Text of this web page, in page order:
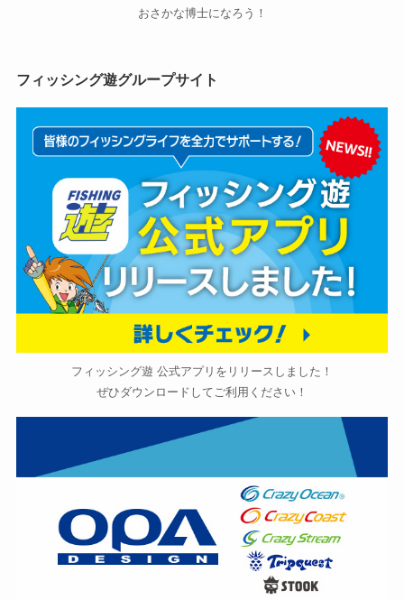
おさかな博士になろう！
フィッシング遊グループサイト
フィッシング遊 公式アプリをリリースしました！
ぜひダウンロードしてご利用ください！